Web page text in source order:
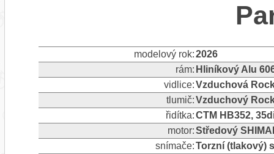
modelový rok:2026
rám: Hliníkový Alu
vidlice:Vzduchová
tlumič:Vzduchový
řidítka:CTM HB352,
motor:Středový
snímače:Torzní (tlakový)